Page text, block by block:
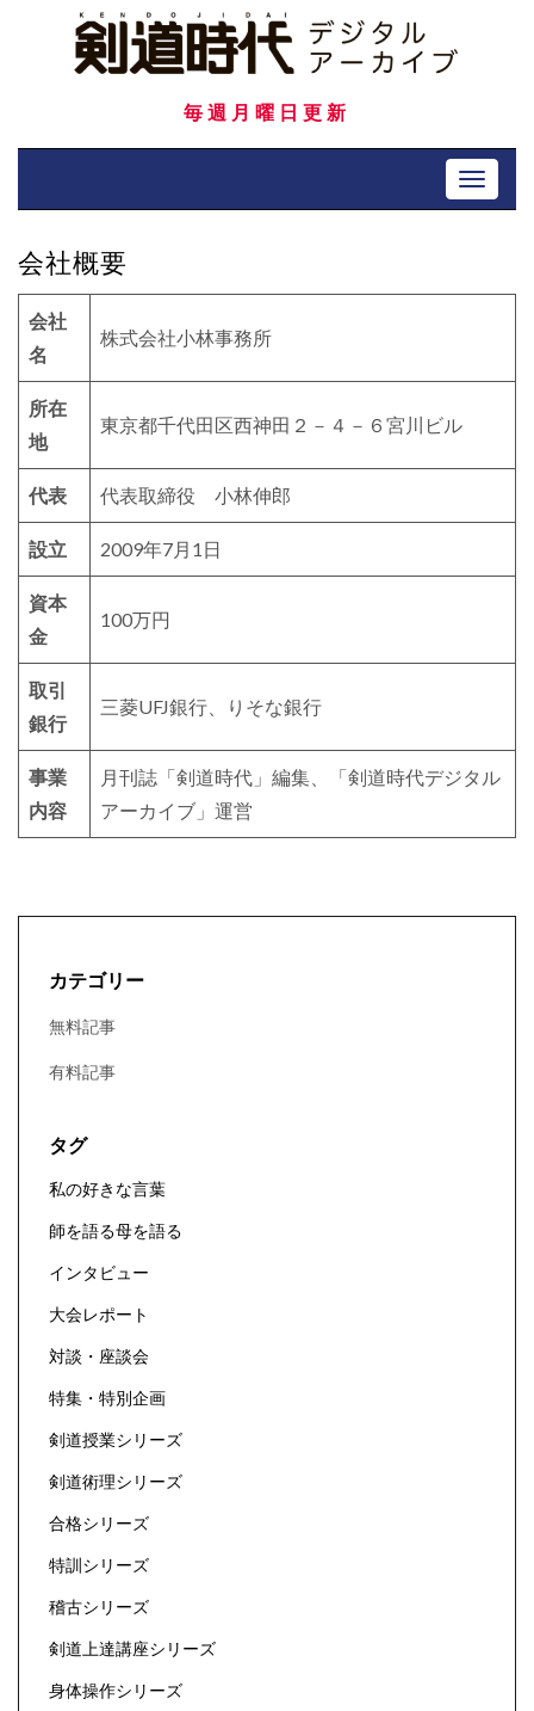
毎週月曜日更新
Toggle
会社概要
会社
名
株式会社小林事務所
所在
地
東京都千代田区西神田２－４－６宮川ビル
代表 代表取締役 小林伸郎
設立 2009年7月1日
資本
金
100万円
取引
銀行
三菱UFJ銀行、りそな銀行
事業
内容
月刊誌「剣道時代」編集、「剣道時代デジタル
アーカイブ」運営
カテゴリー
無料記事
有料記事
タグ
私の好きな言葉
師を語る母を語る
インタビュー
大会レポート
対談・座談会
特集・特別企画
剣道授業シリーズ
剣道術理シリーズ
合格シリーズ
特訓シリーズ
稽古シリーズ
剣道上達講座シリーズ
身体操作シリーズ